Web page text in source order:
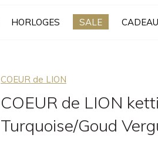
HORLOGES SALE
COEUR de LION
COEUR de LION
Turquoise/Goud